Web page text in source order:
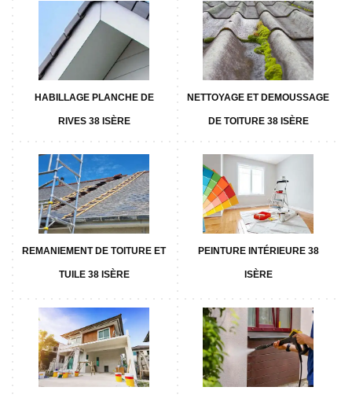
HABILLAGE PLANCHE DE
RIVES 38 ISÈRE
NETTOYAGE ET DEMOUSSAGE
DE TOITURE 38 ISÈRE
REMANIEMENT DE TOITURE ET
TUILE 38 ISÈRE
PEINTURE INTÉRIEURE 38
ISÈRE